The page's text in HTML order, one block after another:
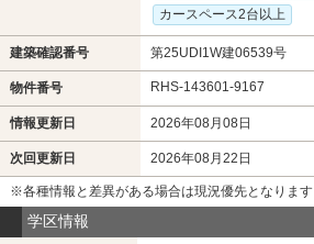
カースペース2台以上
建築確認番号 第25UDI1W建06539号
物件番号 RHS-143601-9167
情報更新日 2026年08月08日
次回更新日 2026年08月22日
※各種情報と差異がある場合は現況優先となります
学区情報